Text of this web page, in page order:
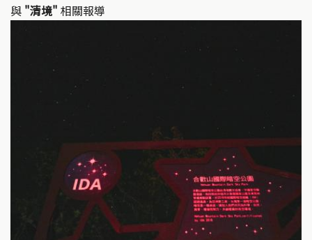
與 "清境" 相關報導